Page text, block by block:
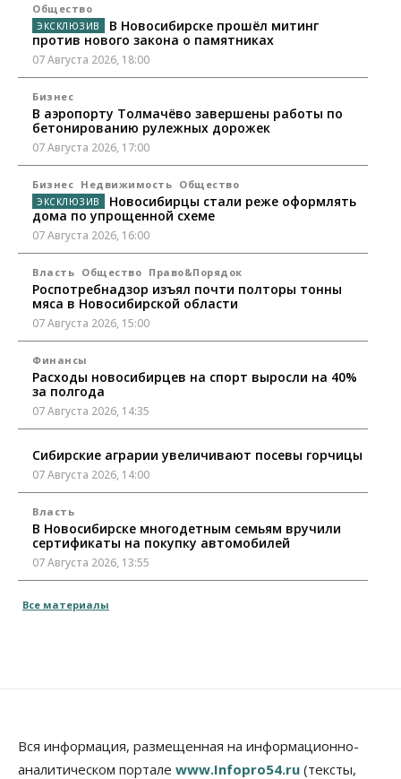
Общество
В Новосибирске прошёл митинг
против нового закона о памятниках
07 Августа 2026, 18:00
Бизнес
В аэропорту Толмачёво завершены работы по
бетонированию рулежных дорожек
07 Августа 2026, 17:00
Бизнес Недвижимость Общество
Новосибирцы стали реже оформлять
дома по упрощенной схеме
07 Августа 2026, 16:00
Власть Общество Право&Порядок
Роспотребнадзор изъял почти полторы тонны
мяса в Новосибирской области
07 Августа 2026, 15:00
Финансы
Расходы новосибирцев на спорт выросли на 40%
за полгода
07 Августа 2026, 14:35
Сибирские аграрии увеличивают посевы горчицы
07 Августа 2026, 14:00
Власть
В Новосибирске многодетным семьям вручили
сертификаты на покупку автомобилей
07 Августа 2026, 13:55
Треть автовладельцев в Новосибирской области
07 Августа 2026, 12:35
Все материалы
Вся информация, размещенная на информационно-
аналитическом портале www.Infopro54.ru (тексты,